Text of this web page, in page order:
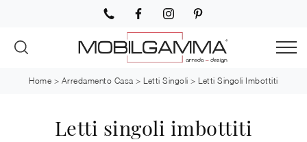
Home > Arredamento Casa >Letti Singoli >Letti Singoli Imbottiti
Letti singoli imbottiti